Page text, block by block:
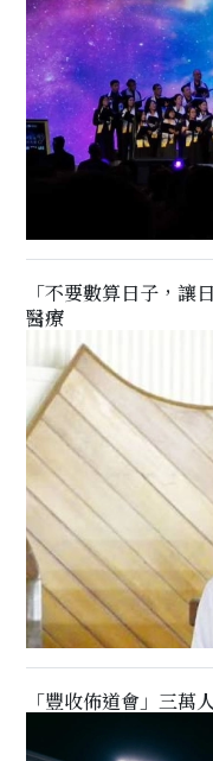
「不要數算日子，讓
醫療
「豐收佈道會」三萬